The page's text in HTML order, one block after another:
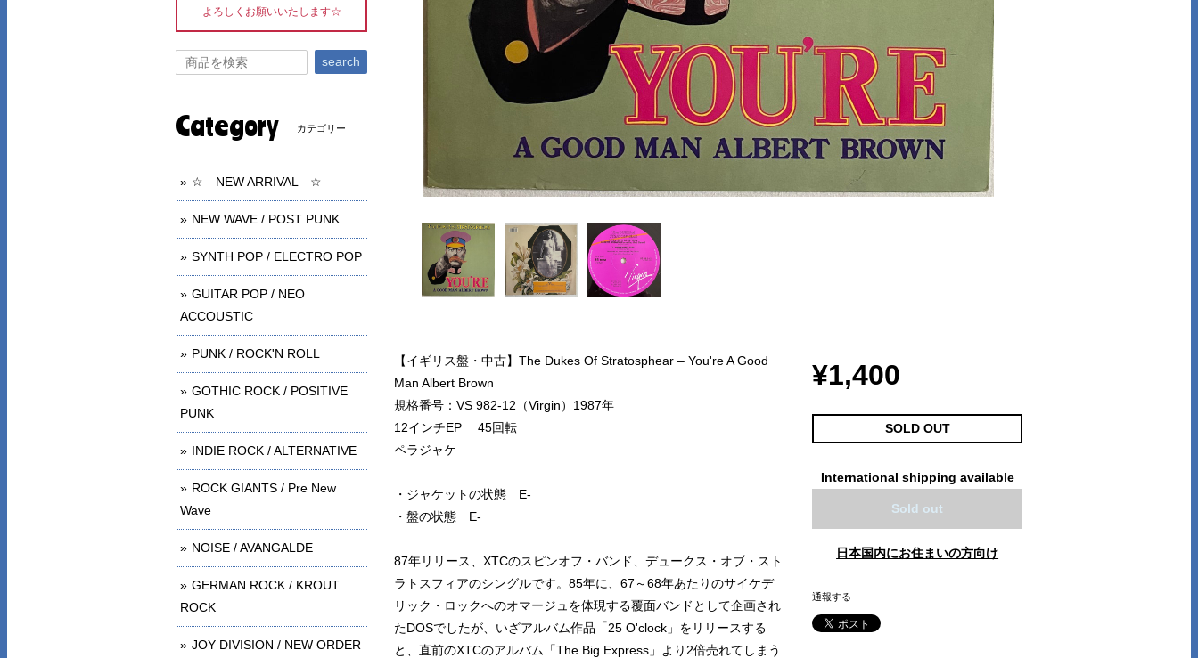
【イギリス盤・中古】The Dukes Of Stratosphear – You're A Good
Man Albert Brown
規格番号：VS 982-12（Virgin）1987年
12インチEP 45回転
ペラジャケ
・ジャケットの状態 E-
・盤の状態 E-
87年リリース、XTCのスピンオフ・バンド、デュークス・オブ・スト
ラトスフィアのシングルです。85年に、67～68年あたりのサイケデ
リック・ロックへのオマージュを体現する覆面バンドとして企画され
たDOSでしたが、いざアルバム作品「25 O'clock」をリリースする
と、直前のXTCのアルバム「The Big Express」より2倍売れてしまう
¥1,400
SOLD OUT
International shipping available
Sold out
日本国内にお住まいの方向け
通報する
よろしくお願いいたします☆
search
Category カテゴリー
☆ NEW ARRIVAL ☆
NEW WAVE / POST PUNK
SYNTH POP / ELECTRO POP
GUITAR POP / NEO
ACCOUSTIC
PUNK / ROCK'N ROLL
GOTHIC ROCK / POSITIVE
PUNK
INDIE ROCK / ALTERNATIVE
ROCK GIANTS / Pre New
Wave
NOISE / AVANGALDE
GERMAN ROCK / KROUT
ROCK
JOY DIVISION / NEW ORDER